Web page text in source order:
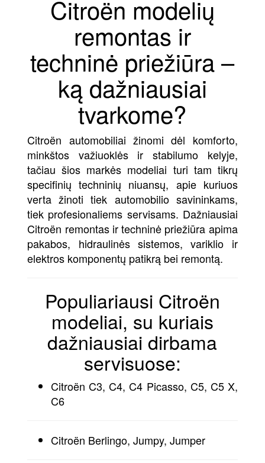
Citroën modelių
remontas ir
techninė priežiūra –
ką dažniausiai
tvarkome?
Citroën automobiliai žinomi dėl komforto,
minkštos važiuoklės ir stabilumo kelyje,
tačiau šios markės modeliai turi tam tikrų
specifinių techninių niuansų, apie kuriuos
verta žinoti tiek automobilio savininkams,
tiek profesionaliems servisams. Dažniausiai
Citroën remontas ir techninė priežiūra apima
pakabos, hidraulinės sistemos, variklio ir
elektros komponentų patikrą bei remontą.
Populiariausi Citroën
modeliai, su kuriais
dažniausiai dirbama
servisuose:
Citroën C3, C4, C4 Picasso, C5, C5 X,
C6
Citroën Berlingo, Jumpy, Jumper